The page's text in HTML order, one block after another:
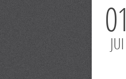
01
JUI